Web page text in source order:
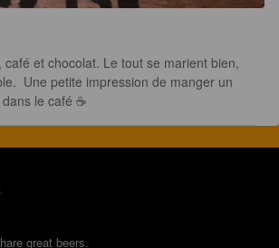
et chocolat. Le tout se marient bien,
Une petite impression de manger un
le café ☕️
great beers.